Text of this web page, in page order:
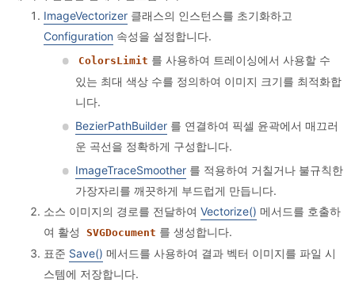
ImageVectorizer 클래스의 인스턴스를 초기화하고
Configuration 속성을 설정합니다.
ColorsLimit 를 사용하여 트레이싱에서 사용할 수
있는 최대 색상 수를 정의하여 이미지 크기를 최적화합
니다.
BezierPathBuilder 를 연결하여 픽셀 윤곽에서 매끄러
운 곡선을 정확하게 구성합니다.
ImageTraceSmoother 를 적용하여 거칠거나 불규칙한
가장자리를 깨끗하게 부드럽게 만듭니다.
소스 이미지의 경로를 전달하여 Vectorize() 메서드를 호출하
여 활성
SVGDocument 를 생성합니다.
표준 Save() 메서드를 사용하여 결과 벡터 이미지를 파일 시
스템에 저장합니다.